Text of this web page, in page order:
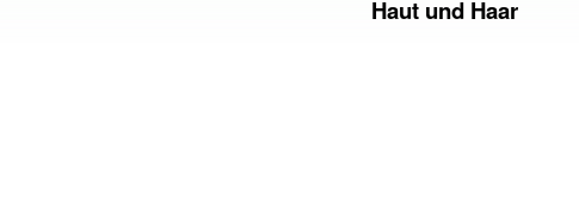
Haut und Haar